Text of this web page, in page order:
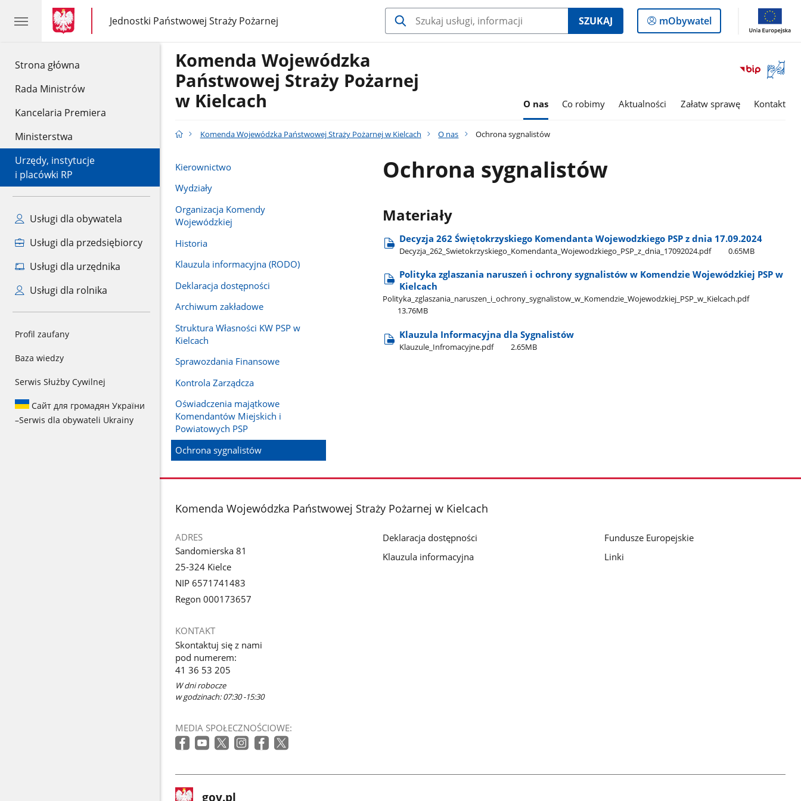
Strona główna
Rada Ministrów
Kancelaria Premiera
Ministerstwa
Urzędy, instytucje
i placówki RP
Usługi dla obywatela
Usługi dla przedsiębiorcy
Usługi dla urzędnika
Usługi dla rolnika
Profil zaufany
Baza wiedzy
Serwis Służby Cywilnej
Сайт для громадян України
–Serwis dla obywateli Ukrainy
gov.pl
gov.pl
Jednostki Państwowej Straży Pożarnej
gov.pl
Jednostki
Państwowej
SZUKAJ
Logowanie
do
mObywatel
Otwórz
okno
Komenda Wojewódzka
Państwowej Straży Pożarnej
w Kielcach
O nas Co robimy Aktualności Załatw sprawę Kontakt
Komenda Wojewódzka Państwowej Straży Pożarnej w Kielcach O nas Ochrona sygnalistów
Kierownictwo
Wydziały
Organizacja Komendy
Wojewódzkiej
Historia
Klauzula informacyjna (RODO)
Deklaracja dostępności
Archiwum zakładowe
Struktura Własności KW PSP w
Kielcach
Sprawozdania Finansowe
Kontrola Zarządcza
Oświadczenia majątkowe
Komendantów Miejskich i
Powiatowych PSP
Ochrona sygnalistów
Ochrona sygnalistów
Materiały
Decyzja 262 Świętokrzyskiego Komendanta Wojewodzkiego PSP z dnia 17.09.2024
Decyzja​_262​_Swietokrzyskiego​_Komendanta​_Wojewodzkiego​_PSP​_z​_dnia​_17092024.pdf 0.65MB
Polityka zglaszania naruszeń i ochrony sygnalistów w Komendzie Wojewódzkiej PSP w
Kielcach
Polityka​_zglaszania​_naruszen​_i​_ochrony​_sygnalistow​_w​_Komendzie​_Wojewodzkiej​_PSP​_w​_Kielcach.pdf
13.76MB
Klauzula Informacyjna dla Sygnalistów
Klauzule​_Infromacyjne.pdf 2.65MB
stopka
Komenda Wojewódzka Państwowej Straży Pożarnej w Kielcach
ADRES
Sandomierska 81
25-324 Kielce
NIP 6571741483
Regon 000173657
KONTAKT
Skontaktuj się z nami
pod numerem:
41 36 53 205
W dni robocze
w godzinach: 07:30 -15:30
MEDIA SPOŁECZNOŚCIOWE:
Deklaracja dostępności
Klauzula informacyjna
Fundusze Europejskie
Linki
stopkaStrona
gov.pl